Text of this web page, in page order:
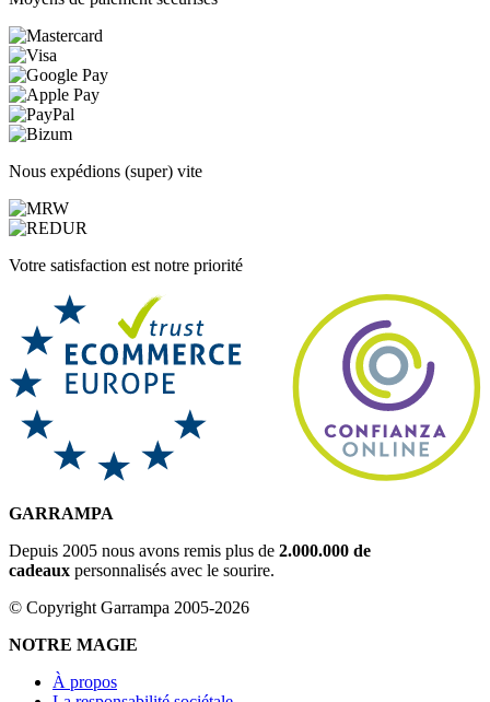
Nous expédions (super) vite
Votre satisfaction est notre priorité
GARRAMPA
Depuis 2005 nous avons remis plus de 2.000.000 de
cadeaux personnalisés avec le sourire.
© Copyright Garrampa 2005-2026
NOTRE MAGIE
À propos